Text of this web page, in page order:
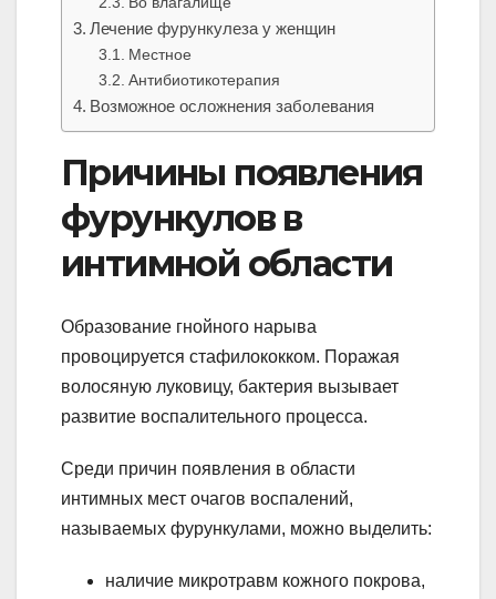
Лечение фурункулеза у женщин
Местное
Антибиотикотерапия
Возможное осложнения заболевания
Причины появления
фурункулов в
интимной области
Образование гнойного нарыва
провоцируется стафилококком. Поражая
волосяную луковицу, бактерия вызывает
развитие воспалительного процесса.
Среди причин появления в области
интимных мест очагов воспалений,
называемых фурункулами, можно выделить:
наличие микротравм кожного покрова,